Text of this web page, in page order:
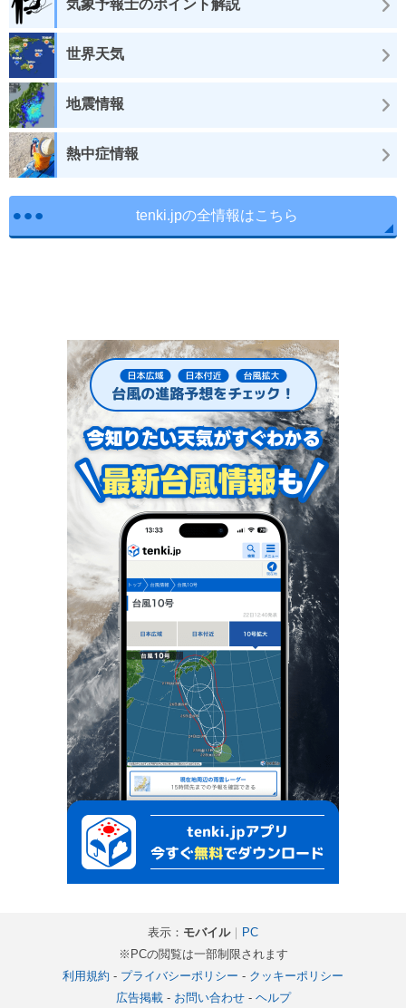
気象予報士のポイント解説
世界天気
地震情報
熱中症情報
tenki.jpの全情報はこちら
表示： モバイル｜ PC
※PCの閲覧は一部制限されます
利用規約 - プライバシーポリシー - クッキーポリシー
広告掲載- お問い合わせ- ヘルプ